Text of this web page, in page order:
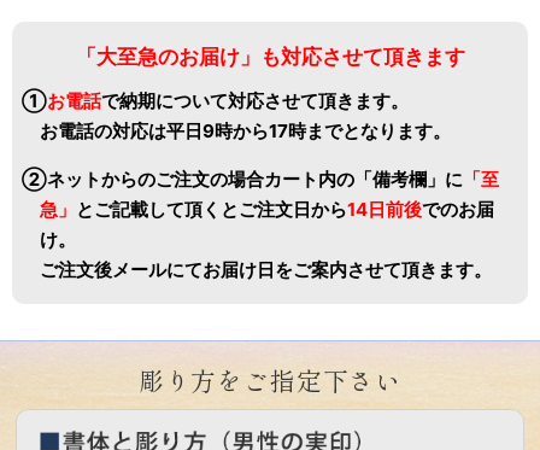
「大至急のお届け」も対応させて頂きます
①お電話で納期について対応させて頂きます。
お電話の対応は平日9時から17時までとなります。
②ネットからのご注文の場合カート内の「備考欄」に 「至
急」 とご記載して頂くとご注文日から14日前後でのお届
け。
ご注文後メールにてお届け日をご案内させて頂きます。
彫り方をご指定下さい